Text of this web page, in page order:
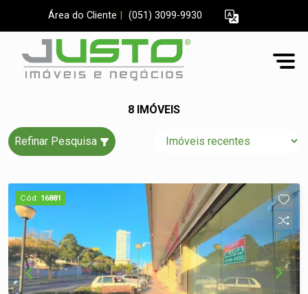
Área do Cliente (051) 3099-9930
8 IMÓVEIS
Refinar Pesquisa
Cód. 16881